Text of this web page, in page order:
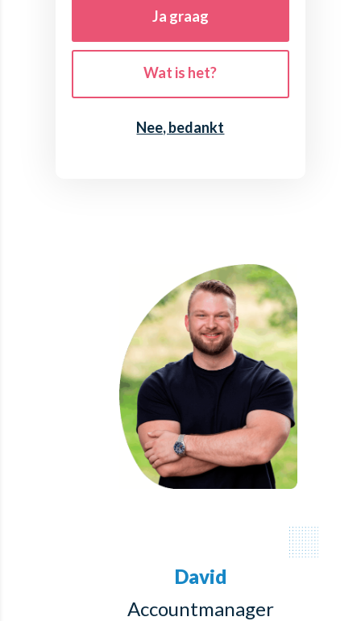
Ja graag
Wat is het?
Nee, bedankt
David
Accountmanager